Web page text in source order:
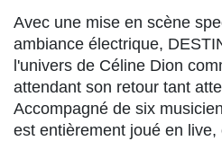
Avec une mise en scène
ambiance électrique,
l'univers de Céline Dion
attendant son retour tant
Accompagné de six
est entièrement joué en live,